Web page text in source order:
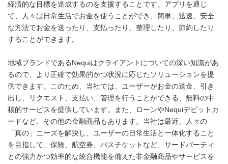
経済的な目標を達成するのを支援することです。アプリを通じ
て、人々は日常生活でお金を使うことができ、簡単、迅速、安全
な方法でお金を送ったり、支払ったり、整理したり、節約したり
することができます。
地域ブランドであるNequiはクライアントについての深い知識があ
るので、より正確で効果的かつ状況に応じたソリューションを提
供できます。このため、当社では、ユーザーがお金の送金、引き
出し、リクエスト、支払い、管理を行うことができる、無料の中
核的サービスを提供しています。また、ローンやNequiデビットカ
ードなど、その他の金融商品もあります。当社は最近、人々の
「真の」ニーズを解決し、ユーザーの日常生活と一体化すること
を目指して、保険、航空券、バスチケットなど、サードパーティ
との強力かつ効率的な統合機能を備えた非金融商品やサービスを